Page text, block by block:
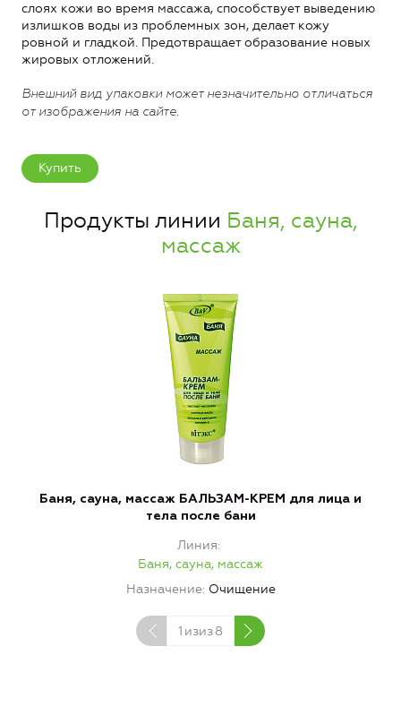
слоях кожи во время массажа, способствует выведению
излишков воды из проблемных зон, делает кожу
ровной и гладкой. Предотвращает образование новых
жировых отложений.
Внешний вид упаковки может незначительно отличаться
от изображения на сайте.
Купить
Продукты линии Баня, сауна,
массаж
Баня, сауна, массаж БАЛЬЗАМ-КРЕМ для лица и
тела после бани
Линия
Баня, сауна, массаж
Назначение Очищение
1 изиз8